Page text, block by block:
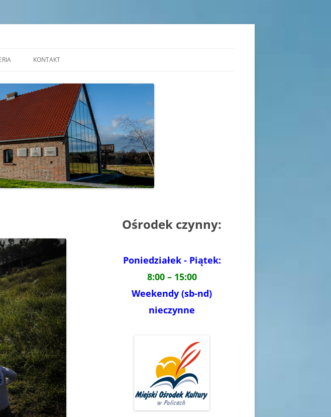
W
KONTAKT
Ośrodek czynny:
Poniedziałek - Piątek:
8:00 – 15:00
Weekendy (sb-nd)
nieczynne